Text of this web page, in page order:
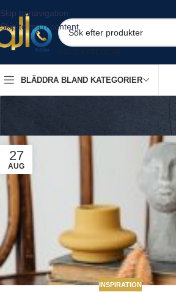
Skip to navigation
Skip to main content
VÄLJ KATEGORI
BLÄDDRA BLAND KATEGORIER
27
AUG
INSPIRATION